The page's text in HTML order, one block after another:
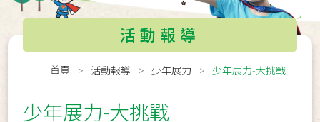
活動報導
首頁 活動報導 少年展力 少年展力-大挑戰
少年展力-大挑戰